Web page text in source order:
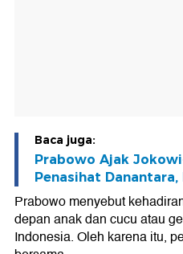
Baca juga:
Prabowo Ajak
Penasihat Danantara,
Prabowo menyebut
depan anak dan cucu atau
Indonesia. Oleh karena itu,